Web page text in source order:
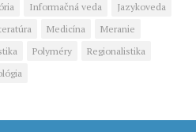
Informačná veda
Jazykoveda
Medicína
Meranie
Polyméry
Regionalistika